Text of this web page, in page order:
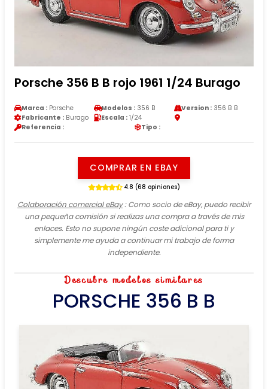
Porsche 356 B B rojo 1961 1/24 Burago
Marca : Porsche Modelos : 356 B Version :356 B B
Fabricante : Burago Escala : 1/24
Referencia :
Tipo :
COMPRAR EN EBAY
4.8 (68 opiniones)
Colaboración comercial eBay: Como socio de eBay, puedo recibir
una pequeña comisión si realizas una compra a través de mis
enlaces. Esto no supone ningún coste adicional para ti y
simplemente me ayuda a continuar mi trabajo de forma
independiente.
Descubre modelos similares
PORSCHE 356 B B